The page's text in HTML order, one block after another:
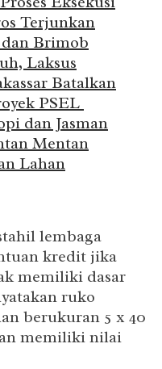
Terjunkan
dan Brimob
Laksus
Batalkan
PSEL
dan Jasman
Mentan
Lahan
lembaga
kredit jika
memiliki dasar
ruko
berukuran 5 x 40
memiliki nilai